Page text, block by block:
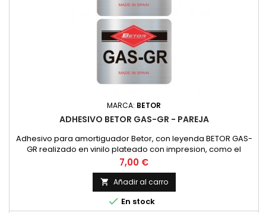
MARCA: BETOR
ADHESIVO BETOR GAS-GR - PAREJA
Adhesivo para amortiguador Betor, con leyenda BETOR GAS-
GR realizado en vinilo plateado con impresion, como el
original. PRECIO POR PAREJA
Precio
7,00 €
 Añadir al carro
 En stock